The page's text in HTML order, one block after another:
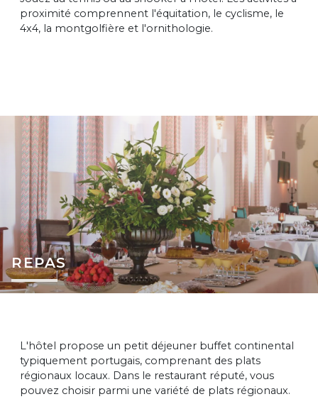
proximité comprennent l'équitation, le cyclisme, le
4x4, la montgolfière et l'ornithologie.
REPAS
L'hôtel propose un petit déjeuner buffet continental
typiquement portugais, comprenant des plats
régionaux locaux. Dans le restaurant réputé, vous
pouvez choisir parmi une variété de plats régionaux.